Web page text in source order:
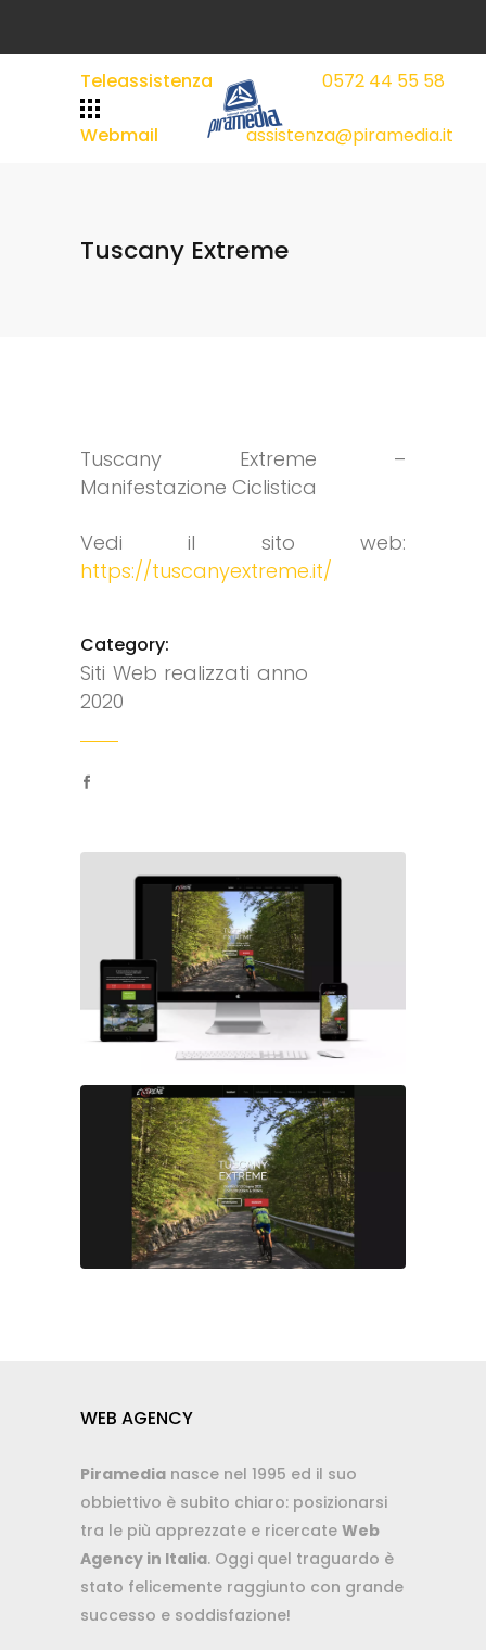
Teleassistenza
Webmail
0572 44 55 58
assistenza@piramedia.it
Tuscany Extreme
Tuscany Extreme –
Manifestazione Ciclistica
Vedi il sito web:
https://tuscanyextreme.it/
Category:
Siti Web realizzati anno
2020
WEB AGENCY
Piramedia nasce nel 1995 ed il suo
obbiettivo è subito chiaro: posizionarsi
tra le più apprezzate e ricercate Web
Agency in Italia. Oggi quel traguardo è
stato felicemente raggiunto con grande
successo e soddisfazione!